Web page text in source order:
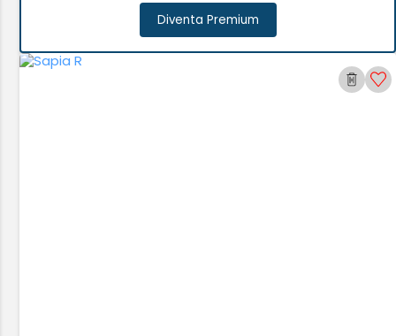
Diventa Premium